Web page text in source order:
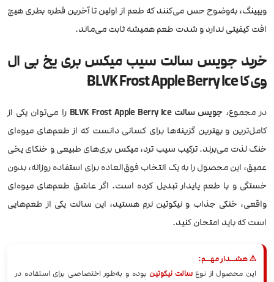
ویپینگ، به‌وضوح حس می‌کنند که طعم از اولین تا آخرین قطره بطری هیچ
افت کیفیتی ندارد و شدت طعم همیشه ثابت می‌ماند.
خرید جویس سالت سیب میکس بری یخ بی ال
وی کا BLVK Frost Apple Berry Ice
در مجموع،جویس سالت BLVK Frost Apple Berry Ice
را می‌توان یکی از
کامل‌ترین و بهترین گزینه‌ها برای کسانی دانست که از طعم‌های میوه‌ای
خنک لذت می‌برند. ترکیب سیب ترد، میکس بری‌های طبیعی و خنکای یخی
عمیق، این محصول را به یک انتخاب فوق‌العاده برای استفاده روزانه، بدون
خستگی و با طعم پایدار تبدیل کرده است. اگر عاشق طعم‌های میوه‌ای
واقعی، خنکی جذاب و نیکوتین نرم هستید، این سالت یکی از طعم‌هایی
است که باید امتحان کنید.
⚠️ هشــدار مهــم:
این محصول از نوعسالت نیکوتینبوده و به‌طور اختصاصی برای استفاده در